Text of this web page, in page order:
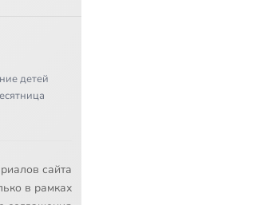
детей
сайта
в рамках